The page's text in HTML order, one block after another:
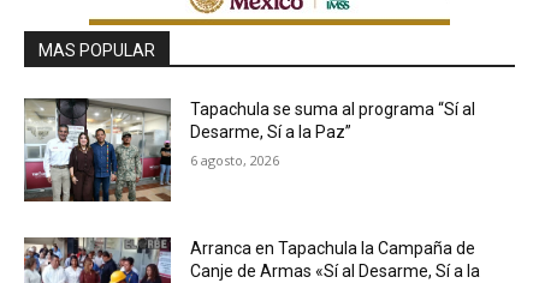
MAS POPULAR
Tapachula se suma al programa “Sí al
Desarme, Sí a la Paz”
6 agosto, 2026
Arranca en Tapachula la Campaña de
Canje de Armas «Sí al Desarme, Sí a la